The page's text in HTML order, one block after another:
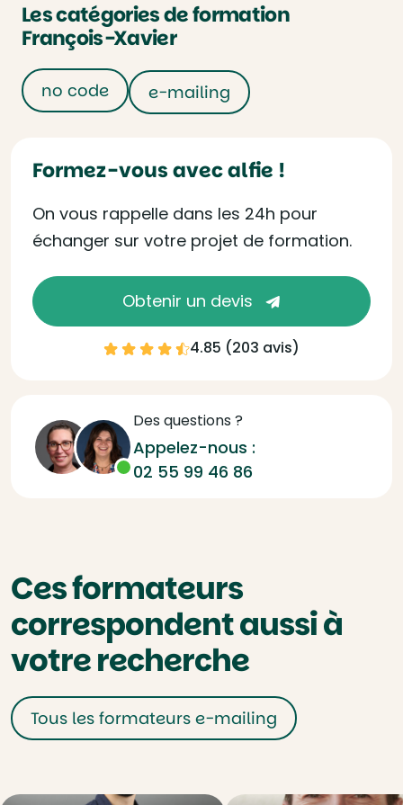
Les catégories de formation
François-Xavier
no code e-mailing
Formez-vous avec alfie !
On vous rappelle dans les 24h pour
échanger sur votre projet de formation.
Obtenir un devis
4.85 (203 avis)
Des questions ?
Appelez-nous :
02 55 99 46 86
Ces formateurs
correspondent aussi à
votre recherche
Tous les formateurs e-mailing